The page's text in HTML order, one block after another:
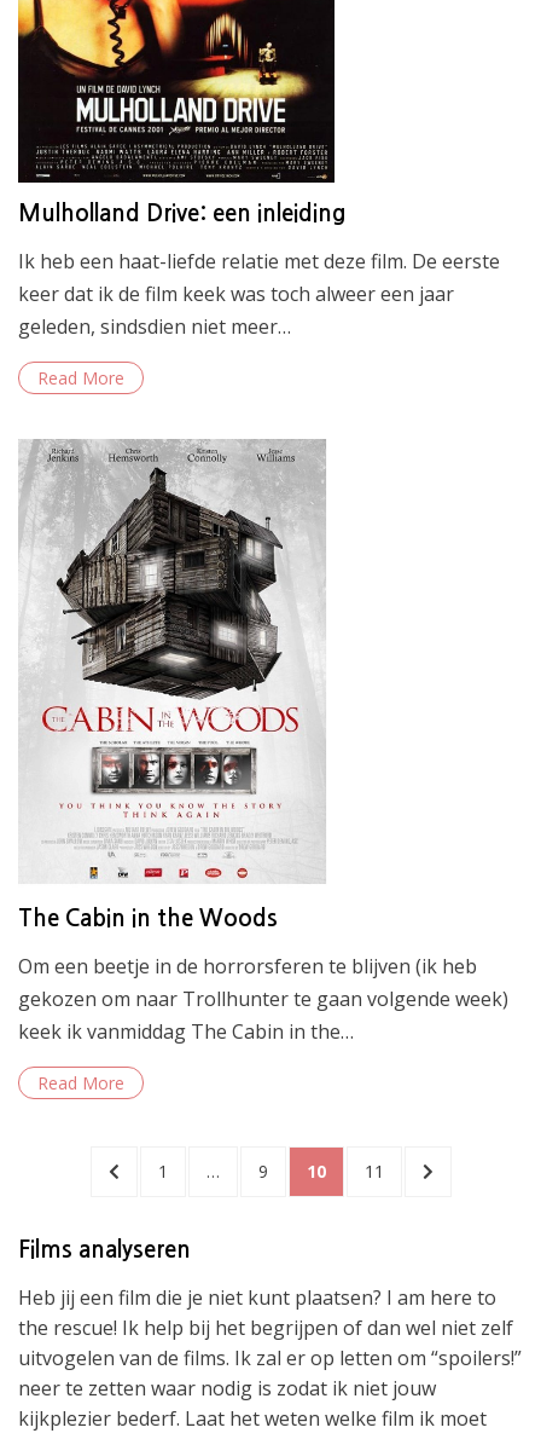
Mulholland Drive: een inleiding
Ik heb een haat-liefde relatie met deze film. De eerste
keer dat ik de film keek was toch alweer een jaar
geleden, sindsdien niet meer…
Read More
The Cabin in the Woods
Om een beetje in de horrorsferen te blijven (ik heb
gekozen om naar Trollhunter te gaan volgende week)
keek ik vanmiddag The Cabin in the…
Read More
Berichtnavigatie
PREVIOUS
PAGE
1 … PAGE
9 PAGE
10 PAGE
11
NEXT
Films analyseren
Heb jij een film die je niet kunt plaatsen? I am here to
the rescue! Ik help bij het begrijpen of dan wel niet zelf
uitvogelen van de films. Ik zal er op letten om “spoilers!”
neer te zetten waar nodig is zodat ik niet jouw
kijkplezier bederf. Laat het weten welke film ik moet